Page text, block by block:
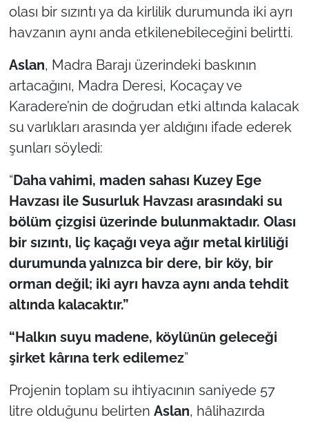
olası bir sızıntı ya da kirlilik durumunda iki ayrı
havzanın aynı anda etkilenebileceğini belirtti.
Aslan, Madra Barajı üzerindeki baskının
artacağını, Madra Deresi, Kocaçay ve
Karadere’nin de doğrudan etki altında kalacak
su varlıkları arasında yer aldığını ifade ederek
şunları söyledi:
“Daha vahimi, maden sahası Kuzey Ege
Havzası ile Susurluk Havzası arasındaki su
bölüm çizgisi üzerinde bulunmaktadır. Olası
bir sızıntı, liç kaçağı veya ağır metal kirliliği
durumunda yalnızca bir dere, bir köy, bir
orman değil; iki ayrı havza aynı anda tehdit
altında kalacaktır.”
“Halkın suyu madene, köylünün geleceği
şirket kârına terk edilemez”
Projenin toplam su ihtiyacının saniyede 57
litre olduğunu belirten Aslan, hâlihazırda